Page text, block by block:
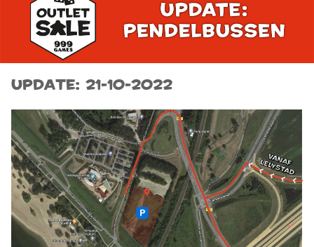
UPDATE: 21-10-2022